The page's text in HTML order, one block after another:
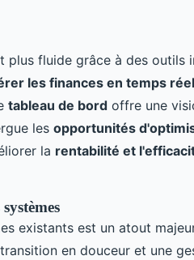
plus fluide grâce à des outils
les finances en temps réel
tableau de bord offre une
les opportunités
la rentabilité et
existants est un atout
en douceur et une